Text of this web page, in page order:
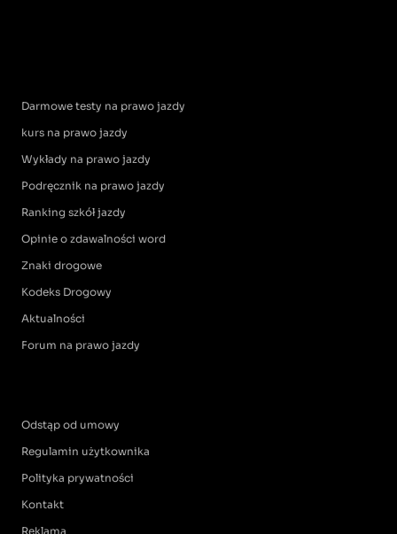
Darmowe testy na prawo jazdy
kurs na prawo jazdy
Wykłady na prawo jazdy
Podręcznik na prawo jazdy
Ranking szkół jazdy
Opinie o zdawalności word
Znaki drogowe
Kodeks Drogowy
Aktualności
Forum na prawo jazdy
Odstąp od umowy
Regulamin użytkownika
Polityka prywatności
Kontakt
Reklama